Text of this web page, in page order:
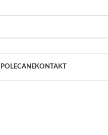
POLECANEKONTAKT